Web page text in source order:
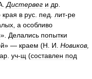
Дистервег и др
края в рус пед лит-ре
а особливо
». Делались попытки
» — краем (Н И Новиков
уч-щ (составлен под